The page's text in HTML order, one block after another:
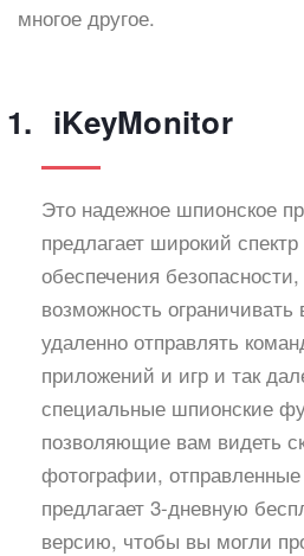
многое другое.
iKeyMonitor
Это надежное шпионское
предлагает широкий
обеспечения
возможность ограничивать
удаленно отправлять
приложений и игр и так
специальные шпионские
позволяющие вам видеть
фотографии,
предлагает 3-дневную
версию, чтобы вы могли